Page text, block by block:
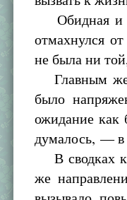
Обидная и
отмахнулся
не была ни
Главным же,
было
ожидание как
думалось, —
В сводках
же